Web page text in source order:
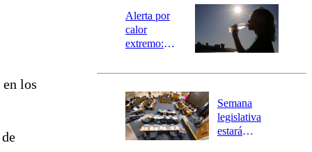
los
epicentro
Alerta por
calor
extremo:
activa Alerta
Preventiva en
tres comunas
Semana
legislativa
estará